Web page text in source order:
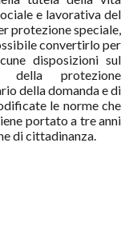
e lavorativa del
protezione speciale,
convertirlo per
disposizioni sul
della protezione
della domanda e di
le norme che
portato a tre anni
di cittadinanza.